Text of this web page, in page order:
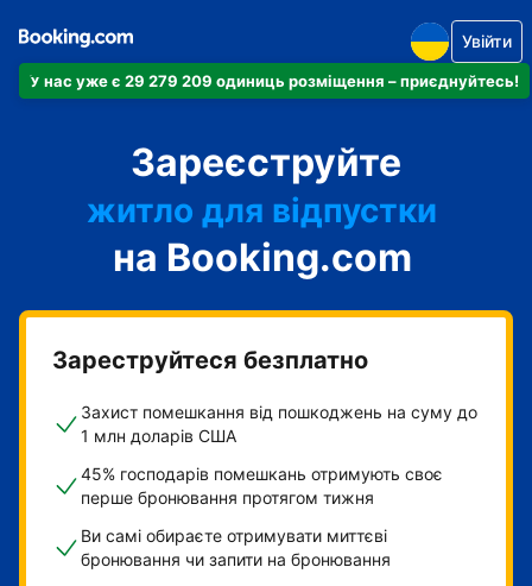
У нас уже є 29 279 209 одиниць розміщення – приєднуйтесь!
Увійти
Зареєструйте
готель
житло для відпустки
гостьовий будинок
готель типу "ліжко і
сніданок"
на Booking.com
Зареструйтеся безплатно
Захист помешкання від пошкоджень на суму до
1 млн доларів США
45% господарів помешкань отримують своє
перше бронювання протягом тижня
Ви самі обираєте отримувати миттєві
бронювання чи запити на бронювання